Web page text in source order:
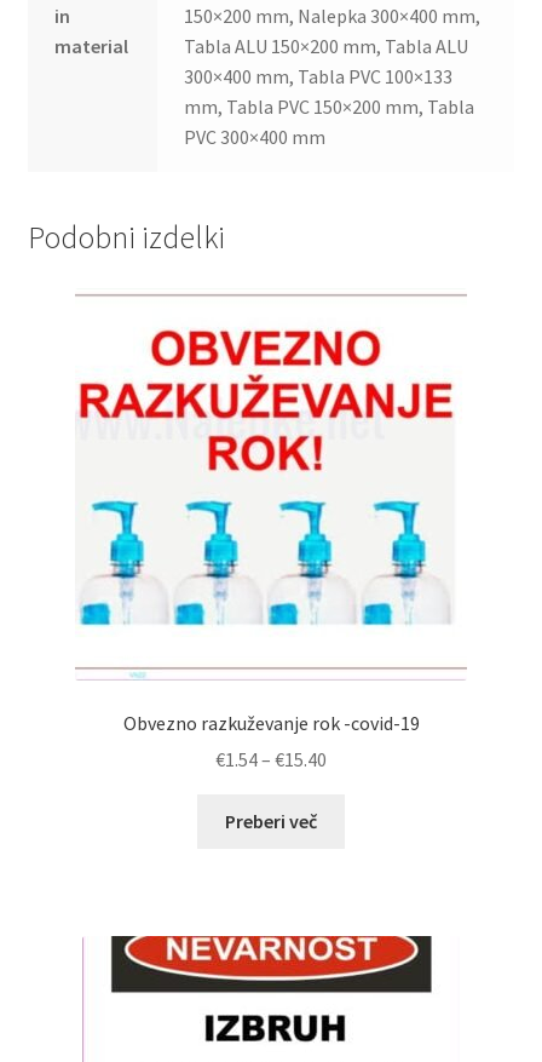
in
material
150×200 mm, Nalepka 300×400 mm,
Tabla ALU 150×200 mm, Tabla ALU
300×400 mm, Tabla PVC 100×133
mm, Tabla PVC 150×200 mm, Tabla
PVC 300×400 mm
Podobni izdelki
Obvezno razkuževanje rok -covid-19
€1.54– €15.40
Preberi več